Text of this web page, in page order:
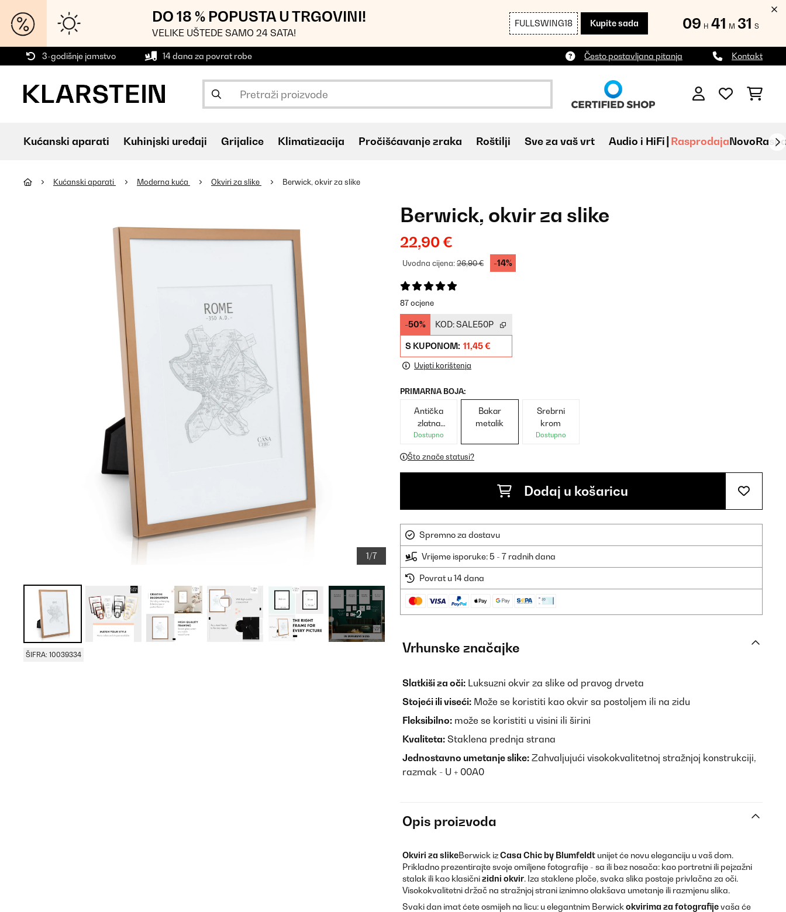
DO 18 % POPUSTA U TRGOVINI!
VELIKE UŠTEDE SAMO 24 SATA!
FULLSWING18 Kupite sada 09 H 41 M 29 S
3-godišnje jamstvo 14 dana za povrat robe Često postavljana pitanja Kontakt
Kućanski aparati Kuhinjski uređaji Grijalice Klimatizacija Pročišćavanje zraka Roštilji Sve za vaš vrt Audio i HiFi RasprodajaNovo
Kućanski aparati Moderna kuća Okviri za slike Berwick, okvir za slike
1/7
+2
ŠIFRA: 10039334
Berwick, okvir za slike
22,90 €
Uvodna cijena:26,90 € -14%
87 ocjene
-50% KOD:SALE50P
S KUPONOM: 11,45 €
Uvjeti korištenja
PRIMARNA BOJA:
Antička
zlatna
metalik
Dostupno
Bakar
metalik
Srebrni
krom
Dostupno
Što znače statusi?
Dodaj u košaricu
Spremno za dostavu
Vrijeme isporuke: 5 - 7 radnih dana
Povrat u 14 dana
Vrhunske značajke
Slatkiši za oči: Luksuzni okvir za slike od pravog drveta
Stojeći ili viseći: Može se koristiti kao okvir sa postoljem ili na zidu
Fleksibilno: može se koristiti u visini ili širini
Kvaliteta: Staklena prednja strana
Jednostavno umetanje slike: Zahvaljujući visokokvalitetnoj stražnjoj konstrukciji,
razmak - U + 00A0
Opis proizvoda
Okviri za slikeBerwick izCasa Chic by Blumfeldt unijet će novu eleganciju u vaš dom.
Prikladno prezentirajte svoje omiljene fotografije - sa ili bez nosača: kao portretni ili pejzažni
stalak ili kao klasičnizidni okvir. Iza staklene ploče, svaka slika postaje privlačna za oči.
Visokokvalitetni držač na stražnjoj strani iznimno olakšava umetanje ili razmjenu slika.
Svaki dan imat ćete osmijeh na licu: u elegantnim Berwickokvirima za fotografijevaša će